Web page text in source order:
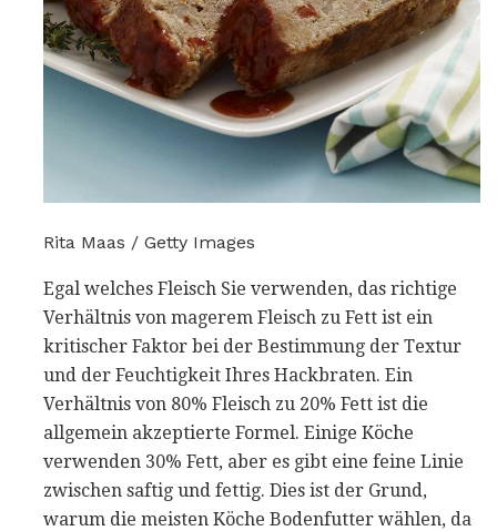
Rita Maas / Getty Images
Egal welches Fleisch Sie verwenden, das richtige
Verhältnis von magerem Fleisch zu Fett ist ein
kritischer Faktor bei der Bestimmung der Textur
und der Feuchtigkeit Ihres Hackbraten. Ein
Verhältnis von 80% Fleisch zu 20% Fett ist die
allgemein akzeptierte Formel. Einige Köche
verwenden 30% Fett, aber es gibt eine feine Linie
zwischen saftig und fettig. Dies ist der Grund,
warum die meisten Köche Bodenfutter wählen, da